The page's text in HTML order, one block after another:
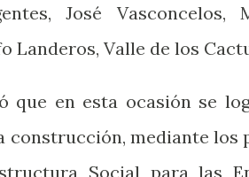
José Vasconcelos,
Landeros, Valle de los
que en esta ocasión se
construcción, mediante los
Social para las